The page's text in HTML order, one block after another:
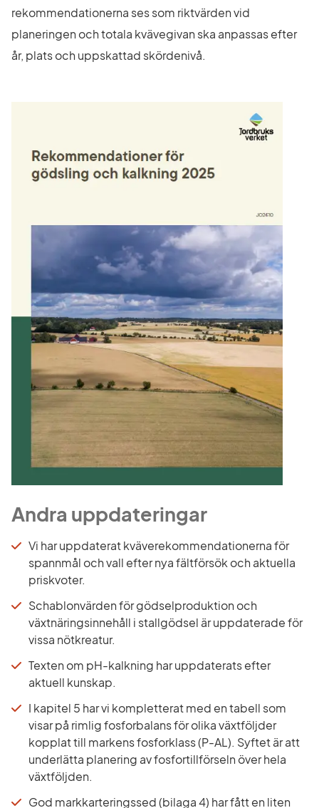
rekommendationerna ses som riktvärden vid
planeringen och totala kvävegivan ska anpassas efter
år, plats och uppskattad skördenivå.
Andra uppdateringar
Vi har uppdaterat kväverekommendationerna för
spannmål och vall efter nya fältförsök och aktuella
priskvoter.
Schablonvärden för gödselproduktion och
växtnäringsinnehåll i stallgödsel är uppdaterade för
vissa nötkreatur.
Texten om pH-kalkning har uppdaterats efter
aktuell kunskap.
I kapitel 5 har vi kompletterat med en tabell som
visar på rimlig fosforbalans för olika växtföljder
kopplat till markens fosforklass (P-AL). Syftet är att
underlätta planering av fosfortillförseln över hela
växtföljden.
God markkarteringssed (bilaga 4) har fått en liten